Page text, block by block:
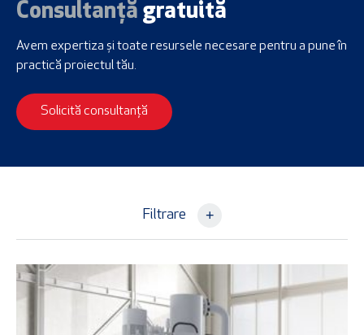
Consultanță gratuită
Avem expertiza și toate resursele necesare pentru a pune în
practică proiectul tău.
Solicită consultanță
Filtrare +